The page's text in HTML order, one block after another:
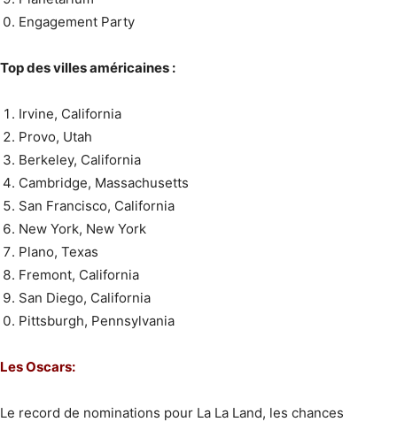
Engagement Party
Top des villes américaines :
Irvine, California
Provo, Utah
Berkeley, California
Cambridge, Massachusetts
San Francisco, California
New York, New York
Plano, Texas
Fremont, California
San Diego, California
Pittsburgh, Pennsylvania
Les Oscars:
Le record de nominations pour La La Land, les chances